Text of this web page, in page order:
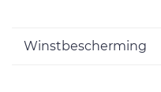
Winstbescherming